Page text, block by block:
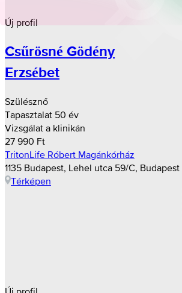
Új profil
Csűrösné Gödény
Erzsébet
Szülésznő
Tapasztalat 50 év
Vizsgálat a klinikán
27 990 Ft
TritonLife Róbert Magánkórház
1135 Budapest, Lehel utca 59/C, Budapest
Térképen